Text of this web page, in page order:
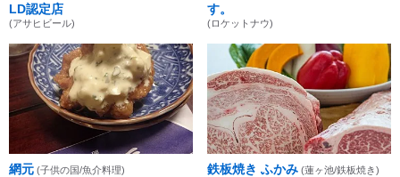
LD認定店
(アサヒビール)
す。
(ロケットナウ)
網元 (子供の国/魚介料理) 鉄板焼き ふかみ (蓮ヶ池/鉄板焼き)